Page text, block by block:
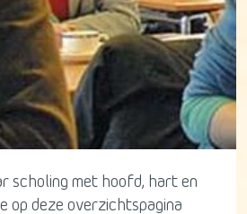
scholing met hoofd, hart en
op deze overzichtspagina